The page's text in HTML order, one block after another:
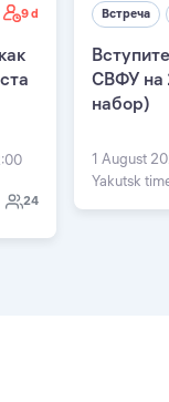
9 d
24
Встреча
СВФУ на
набор)
1 August
Yakutsk